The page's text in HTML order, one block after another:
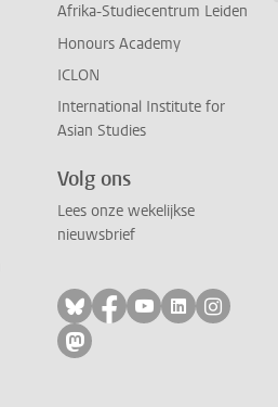
Afrika-Studiecentrum Leiden
Honours Academy
ICLON
International Institute for
Asian Studies
Volg ons
Lees onze wekelijkse
nieuwsbrief
Volg ons op bluesky
Volg ons op
Volg ons op
Volg ons
Volg
Volg ons op mastodon